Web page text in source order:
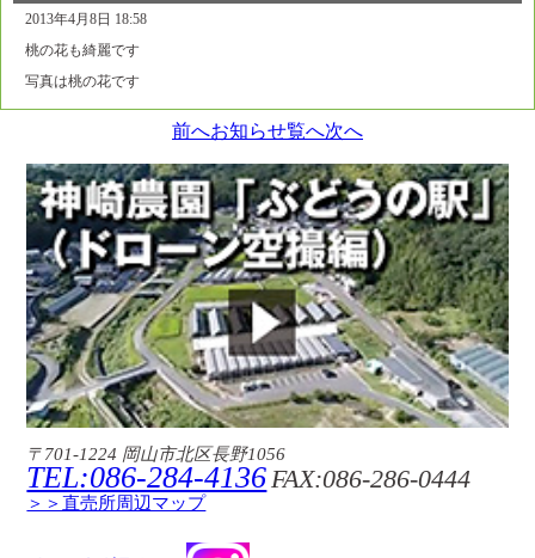
〒701-1224 岡山市北区長野1056
TEL:086-284-4136 FAX:086-286-0444
＞＞直売所周辺マップ
2013年4月8日 18:58
桃の花も綺麗です
写真は桃の花です
前へお知らせ覧へ次へ